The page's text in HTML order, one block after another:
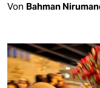
Von Bahman